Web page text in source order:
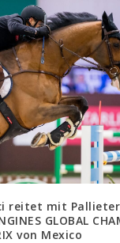
reitet mit Pallieter
GLOBAL
von Mexico